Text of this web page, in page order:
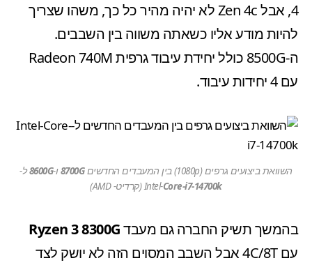
4, אבל Zen 4c לא יהיה מהיר כל כך, משהו שצריך
להיות מודע אליו כשאתה משווה בין השבבים.
ה-8500G כולל יחידת עיבוד גרפית Radeon 740M
עם 4 יחידות עיבוד.
השוואת ביצועים גרפים (1080p) בין המעבדים החדשים 8700Gו-8600Gל-
Intel-Core-i7-14700k (קרדיט- AMD)
בהמשך תשיק החברה גם מעבדRyzen 3 8300G
עם 4C/8T אבל השבב המסוים הזה לא יושק לצד